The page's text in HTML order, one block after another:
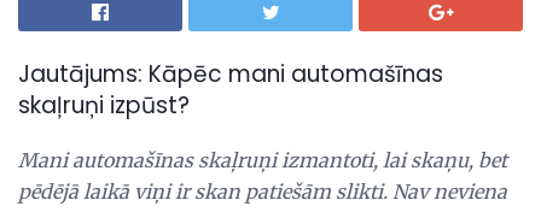
Jautājums: Kāpēc mani automašīnas
skaļruņi izpūst?
Mani automašīnas skaļruņi izmantoti, lai skaņu, bet
pēdējā laikā viņi ir skan patiešām slikti. Nav neviena